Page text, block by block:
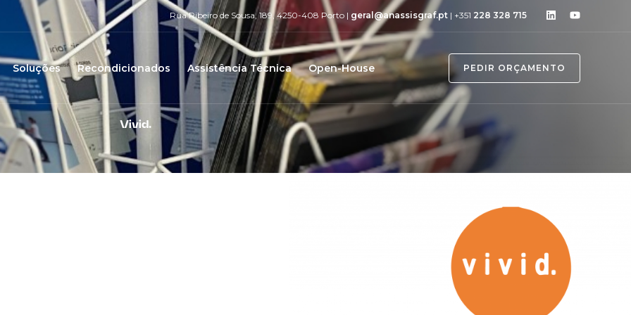
Rua Ribeiro de Sousa, 189, 4250-408 Porto | geral@anassisgraf.pt | +351 228 328 715
Soluções Recondicionados Assistência Técnica Open-House PEDIR ORÇAMENTO
Vivid.